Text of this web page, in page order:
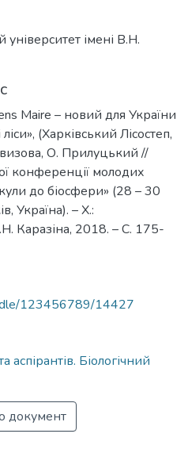
імені В.Н.
Maire – новий для України
(Харківський Лісостеп,
О. Прилуцький //
конференції молодих
до біосфери» (28 – 30
Україна). – Х.:
Каразіна, 2018. – С. 175-
123456789/14427
аспірантів. Біологічний
документ